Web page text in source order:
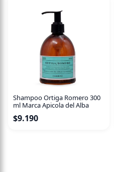
Shampoo Ortiga Romero 300
ml Marca Apicola del Alba
$9.190